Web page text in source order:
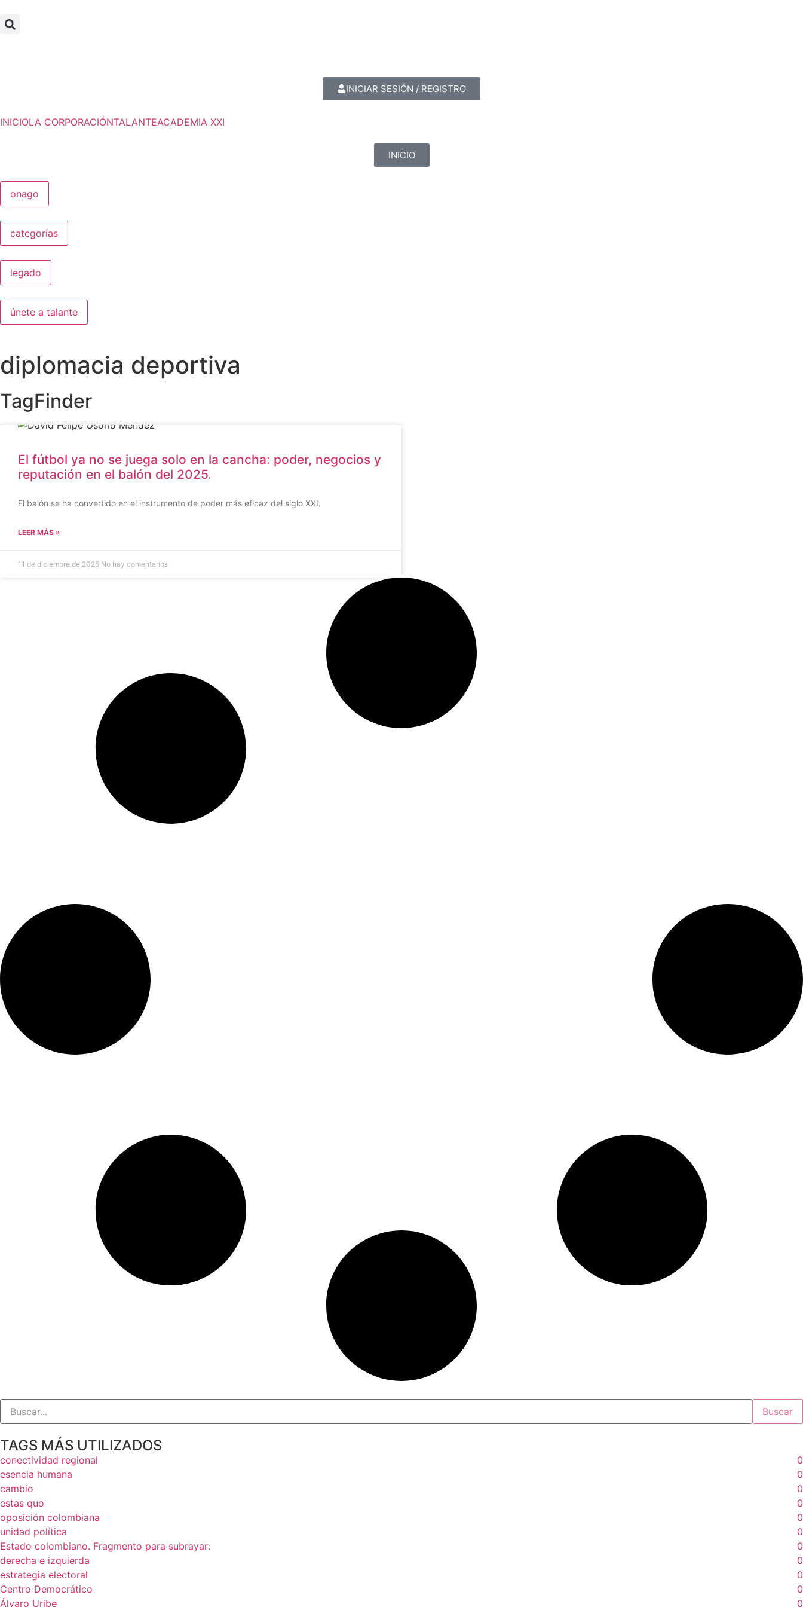
INICIAR SESIÓN / REGISTRO
INICIOLA CORPORACIÓNTALANTEACADEMIA XXI
INICIO
onago
categorías
legado
únete a talante
diplomacia deportiva
TagFinder
El fútbol ya no se juega solo en la cancha: poder, negocios y
reputación en el balón del 2025.
El balón se ha convertido en el instrumento de poder más eficaz del siglo XXI.
LEER MÁS »
11 de diciembre de 2025 No hay comentarios
Buscar
TAGS MÁS UTILIZADOS
conectividad regional
0
esencia humana
0
cambio
0
estas quo
0
oposición colombiana
0
unidad política
0
Estado colombiano. Fragmento para subrayar:
0
derecha e izquierda
0
estrategia electoral
0
Centro Democrático
0
Álvaro Uribe
0